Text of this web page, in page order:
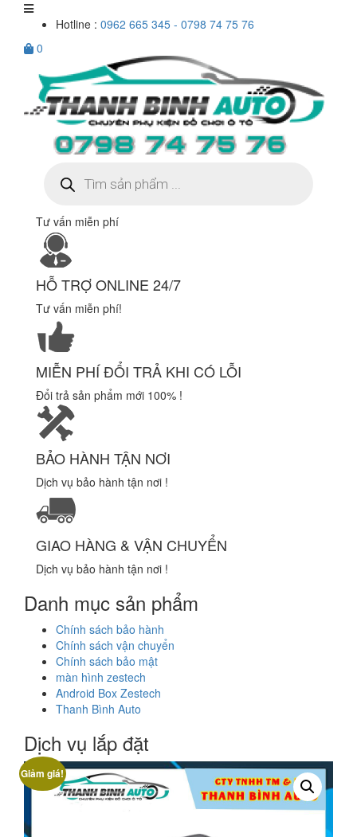
Hotline : 0962 665 345 - 0798 74 75 76
0
kiếm
sản
Tư vấn miễn phí
HỖ TRỢ ONLINE 24/7
Tư vấn miễn phí!
MIỄN PHÍ ĐỔI TRẢ KHI CÓ LỖI
Đổi trả sản phẩm mới 100% !
BẢO HÀNH TẬN NƠI
Dịch vụ bảo hành tận nơi !
GIAO HÀNG & VẬN CHUYỂN
Dịch vụ bảo hành tận nơi !
Danh mục sản phẩm
Chính sách bảo hành
Chính sách vận chuyển
Chính sách bảo mật
màn hình zestech
Android Box Zestech
Thanh Bình Auto
Dịch vụ lắp đặt
Giảm giá!